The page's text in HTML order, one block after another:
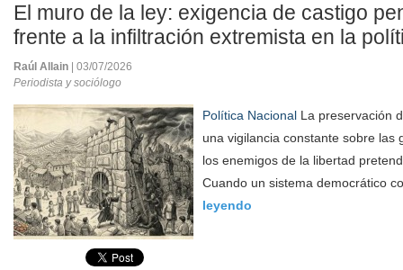
El muro de la ley: exigencia de castigo
frente a la infiltración extremista en la
Raúl Allain
| 03/07/2026
Periodista y sociólogo
Política Nacional La preservación
una vigilancia constante sobre las
los enemigos de la libertad
Cuando un sistema democrático
leyendo